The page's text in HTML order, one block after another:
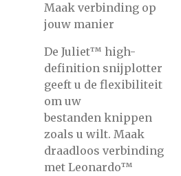
Maak verbinding op
jouw manier
De Juliet™ high-
definition snijplotter
geeft u de flexibiliteit
om uw
bestanden knippen
zoals u wilt. Maak
draadloos verbinding
met Leonardo™